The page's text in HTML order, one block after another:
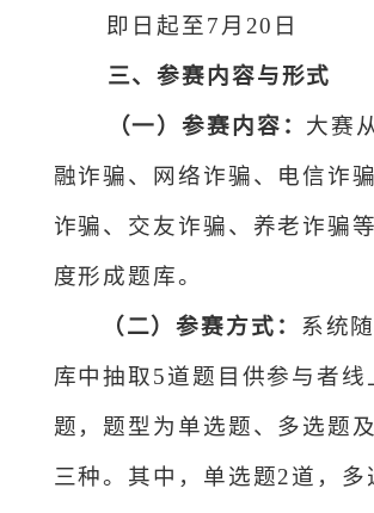
即日起至 7 月 20 日
三、参赛内容与形式
（一）参赛内容： 大赛
融诈骗、网络诈骗、电信诈
诈骗、交友诈骗、养老诈骗
度形成题库。
（二）参赛方式 ：
系统
库中抽取5道题目供参与者线
题 ，题型为单选题、多选题
三种。其中，单选题2道，多